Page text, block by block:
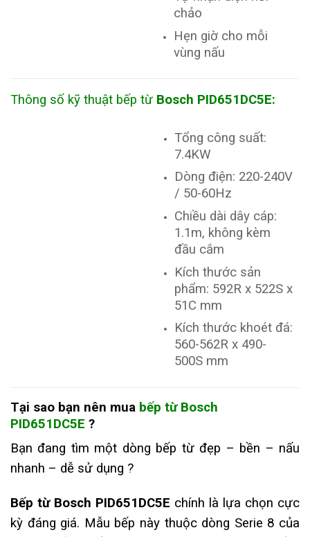
chảo
Hẹn giờ cho mỗi
vùng nấu
Thông số kỹ thuật bếp từ Bosch PID651DC5E:
Tổng công suất:
7.4KW
Dòng điện: 220-240V
/ 50-60Hz
Chiều dài dây cáp:
1.1m, không kèm
đầu cắm
Kích thước sản
phẩm: 592R x 522S x
51C mm
Kích thước khoét đá:
560-562R x 490-
500S mm
Tại sao bạn nên mua bếp từ Bosch
PID651DC5E ?
Bạn đang tìm một dòng bếp từ đẹp – bền – nấu
nhanh – dễ sử dụng ?
Bếp từ Bosch PID651DC5E chính là lựa chọn cực
kỳ đáng giá. Mẫu bếp này thuộc dòng Serie 8 của